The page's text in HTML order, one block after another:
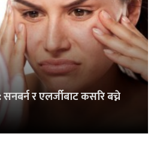
र एलर्जीबाट कसरि बच्ने